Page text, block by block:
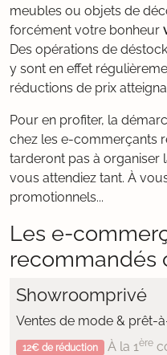
meubles ou objets de
forcément votre bonheur
Des opérations de
y sont en effet
réductions de prix
Pour en profiter, la
chez les e-commerçants
tarderont pas à organiser
vous attendiez tant. À
promotionnels...
Les e-
recommandés
Showroomprivé
Ventes de mode & prêt-
12€ de réduction À la 1ère